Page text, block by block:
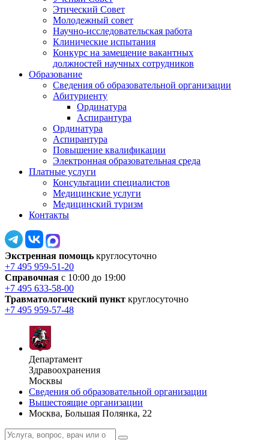
Этический Совет
Молодежный совет
Научно-исследовательская работа
Клинические испытания
Конкурс на замещение вакантных
должностей научных сотрудников
Образование
Сведения об образовательной организации
Абитуриенту
Ординатура
Аспирантура
Ординатура
Аспирантура
Повышение квалификации
Электронная образовательная среда
Платные услуги
Консультации специалистов
Медицинские услуги
Медицинский туризм
Контакты
Экстренная помощь круглосуточно
+7 495 959-51-20
Справочная с 10:00 до 19:00
+7 495 633-58-00
Травматологический пункт круглосуточно
+7 495 959-57-48
Департамент
Здравоохранения
Москвы
Сведения об образовательной организации
Вышестоящие организации
Москва, Большая Полянка, 22